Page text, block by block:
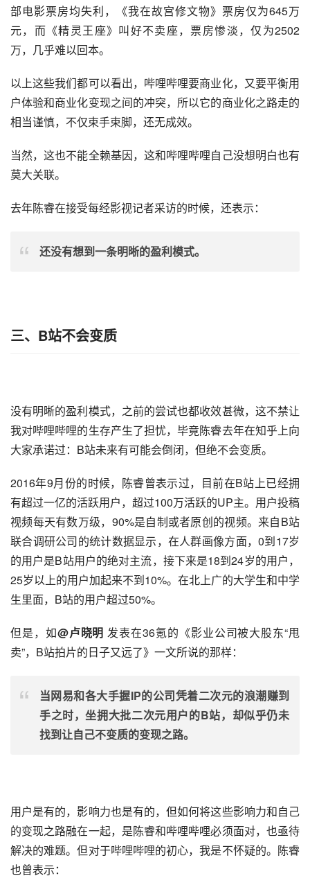
部电影票房均失利，《我在故宫修文物》票房仅为645万
元，而《精灵王座》叫好不卖座，票房惨淡，仅为2502
万，几乎难以回本。
以上这些我们都可以看出，哔哩哔哩要商业化，又要平衡用
户体验和商业化变现之间的冲突，所以它的商业化之路走的
相当谨慎，不仅束手束脚，还无成效。
当然，这也不能全赖基因，这和哔哩哔哩自己没想明白也有
莫大关联。
去年陈睿在接受每经影视记者采访的时候，还表示：
还没有想到一条明晰的盈利模式。
三、B站不会变质
没有明晰的盈利模式，之前的尝试也都收效甚微，这不禁让
我对哔哩哔哩的生存产生了担忧，毕竟陈睿去年在知乎上向
大家承诺过：B站未来有可能会倒闭，但绝不会变质。
2016年9月份的时候，陈睿曾表示过，目前在B站上已经拥
有超过一亿的活跃用户，超过100万活跃的UP主。用户投稿
视频每天有数万级，90%是自制或者原创的视频。来自B站
联合调研公司的统计数据显示，在人群画像方面，0到17岁
的用户是B站用户的绝对主流，接下来是18到24岁的用户，
25岁以上的用户加起来不到10%。在北上广的大学生和中学
生里面，B站的用户超过50%。
但是，如@卢晓明 发表在36氪的《影业公司被大股东“甩
卖”，B站拍片的日子又远了》一文所说的那样：
当网易和各大手握IP的公司凭着二次元的浪潮赚到
手之时，坐拥大批二次元用户的B站，却似乎仍未
找到让自己不变质的变现之路。
用户是有的，影响力也是有的，但如何将这些影响力和自己
的变现之路融在一起，是陈睿和哔哩哔哩必须面对，也亟待
解决的难题。但对于哔哩哔哩的初心，我是不怀疑的。陈睿
也曾表示：